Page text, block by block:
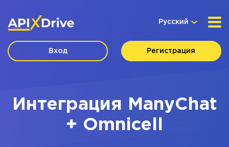
Русский
Вход Регистрация
Интеграция ManyChat
+ Omnicell